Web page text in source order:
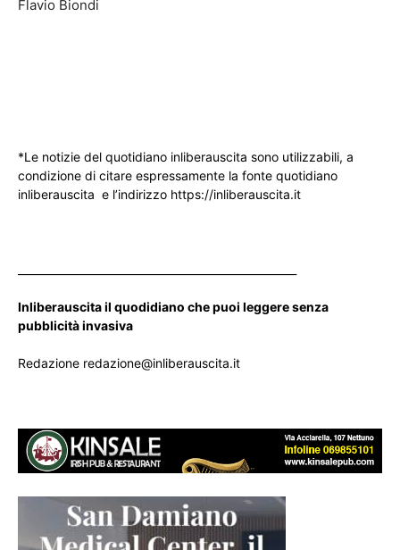
Flavio Biondi
*Le notizie del quotidiano inliberauscita sono utilizzabili, a
condizione di citare espressamente la fonte quotidiano
inliberauscita e l’indirizzo https://inliberauscita.it
Inliberauscita il quodidiano che puoi leggere senza
pubblicità invasiva
Redazione redazione@inliberauscita.it